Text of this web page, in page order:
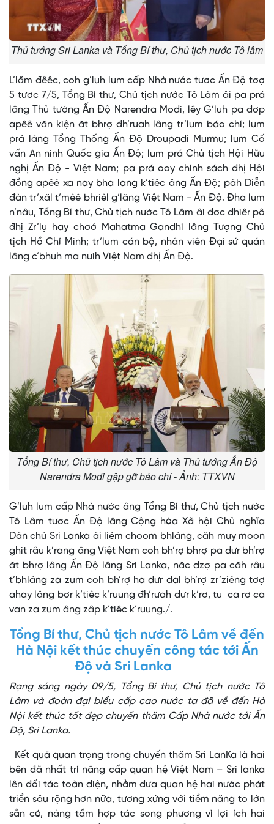
Thủ tướng Sri Lanka và Tổng Bí thư, Chủ tịch nước Tô lâm
L’lăm đêêc, coh g’luh lum cấp Nhà nước tươc Ấn Độ tơợ
5 tươc 7/5, Tổng Bí thư, Chủ tịch nước Tô Lâm âi pa prá
lâng Thủ tướng Ấn Độ Narendra Modi, lêy G’luh pa đơp
apêê văn kiện ăt bhrợ đh’rưah lâng tr’lum báo chí; lum
prá lâng Tổng Thống Ấn Độ Droupadi Murmu; lum Cố
vấn An ninh Quốc gia Ấn Độ; lum prá Chủ tịch Hội Hữu
nghị Ấn Độ - Việt Nam; pa prá ooy chính sách đhị Hội
đồng apêê xa nay bha lang k’tiêc âng Ấn Độ; pâh Diễn
đàn tr’xăl t’mêê bhriêl g’lăng Việt Nam - Ấn Độ. Đha lum
n’nâu, Tổng Bí thư, Chủ tịch nước Tô Lâm âi đơc đhiêr pô
đhị Zr’lụ hay chơớ Mahatma Gandhi lâng Tượng Chủ
tịch Hồ Chí Minh; tr’lum cán bộ, nhân viên Đại sứ quán
lâng c’bhuh ma nưih Việt Nam đhị Ấn Độ.
Tổng Bí thư, Chủ tịch nước Tô Lâm và Thủ tướng Ấn Độ
Narendra Modi gặp gỡ báo chí - Ảnh: TTXVN
G’luh lum cấp Nhà nước âng Tổng Bí thư, Chủ tịch nước
Tô Lâm tươc Ấn Độ lâng Cộng hòa Xã hội Chủ nghĩa
Dân chủ Sri Lanka âi liêm choom bhlâng, căh muy moon
ghit râu k’rang âng Việt Nam coh bh’rợ bhrợ pa dưr bh’rợ
ăt bhrợ lâng Ấn Độ lâng Sri Lanka, năc dzợ pa căh râu
t’bhlâng za zum coh bh’rợ ha dưr dal bh’rợ zr’ziêng tơợ
ahay lâng bơr k’tiêc k’ruung đh’rưah dưr k’rơ, tu ca rơ ca
van za zum âng zâp k’tiêc k’ruung./.
Tổng Bí thư, Chủ tịch nước Tô Lâm về đến
Hà Nội kết thúc chuyến công tác tới Ấn
Độ và Sri Lanka
Rạng sáng ngày 09/5, Tổng Bí thư, Chủ tịch nước Tô
Lâm và đoàn đại biểu cấp cao nước ta đã về đến Hà
Nội kết thúc tốt đẹp chuyến thăm Cấp Nhà nước tới Ấn
Độ, Sri Lanka.
Kết quả quan trọng trong chuyến thăm Sri LanKa là hai
bên đã nhất trí nâng cấp quan hệ Việt Nam – Sri lanka
lên đối tác toàn diện, nhằm đưa quan hệ hai nước phát
triển sâu rộng hơn nữa, tương xứng với tiềm năng to lớn
sẵn có, nâng tầm hợp tác song phương vì lợi ích hai